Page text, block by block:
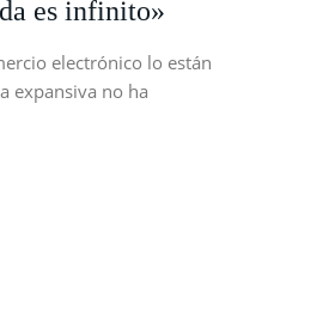
es infinito»
electrónico lo están
expansiva no ha